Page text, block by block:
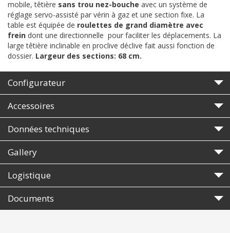
mobile, têtière sans trou nez-bouche avec un système de
réglage servo-assisté par vérin à gaz et une section fixe. La
table est équipée de roulettes de grand diamètre avec
frein dont une directionnelle pour faciliter les déplacements. La
large têtière inclinable en proclive déclive fait aussi fonction de
dossier. Largeur des sections: 68 cm.
Configurateur
Accessoires
Données techniques
Gallery
Logistique
Documents